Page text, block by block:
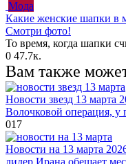
Мода
Какие женские шапки в
Смотри фото!
То время, когда шапки
0 47.7к.
Вам также
Новости звезд 13 марта
Волочковой операция,
017
Новости на 13 марта
лидер Ирана обещает